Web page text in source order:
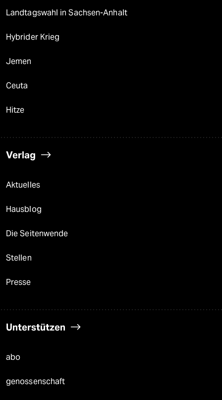
Landtagswahl in Sachsen-Anhalt
Hybrider Krieg
Jemen
Ceuta
Hitze
Verlag
Aktuelles
Hausblog
Die Seitenwende
Stellen
Presse
Unterstützen
abo
genossenschaft